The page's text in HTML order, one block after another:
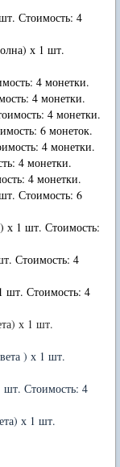
Стоимость: 4
х 1 шт.
4 монетки.
4 монетки.
4 монетки.
6 монеток.
4 монетки.
4 монетки.
4 монетки.
Стоимость: 6
х 1 шт. Стоимость:
Стоимость: 4
шт. Стоимость: 4
х 1 шт.
) х 1 шт.
шт. Стоимость: 4
х 1 шт.